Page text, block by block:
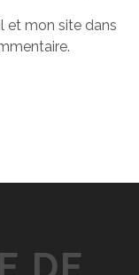
et mon site dans